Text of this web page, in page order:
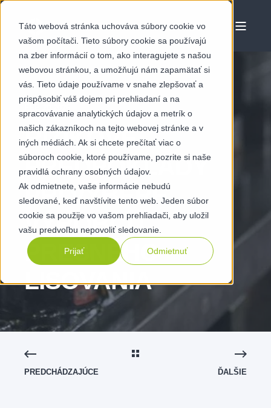
Táto webová stránka uchováva súbory cookie vo
vašom počítači. Tieto súbory cookie sa používajú
na zber informácií o tom, ako interagujete s našou
webovou stránkou, a umožňujú nám zapamätať si
vás. Tieto údaje používame v snahe zlepšovať a
prispôsobiť váš dojem pri prehliadaní a na
spracovávanie analytických údajov a metrík o
našich zákazníkoch na tejto webovej stránke a v
iných médiách. Ak si chcete prečítať viac o
súboroch cookie, ktoré používame, pozrite si naše
pravidlá ochrany osobných údajov.
Ak odmietnete, vaše informácie nebudú
sledované, keď navštívite tento web. Jeden súbor
cookie sa použije vo vašom prehliadači, aby uložil
vašu predvoľbu nepovoliť sledovanie.
Prijať Odmietnuť
RIZIKOVÉ
PREDPOKLADY
PRI VÝBERE
VÝROBCU
PRESNÉHO
LISOVANIA
PREDCHÁDZAJÚCE ĎALŠIE